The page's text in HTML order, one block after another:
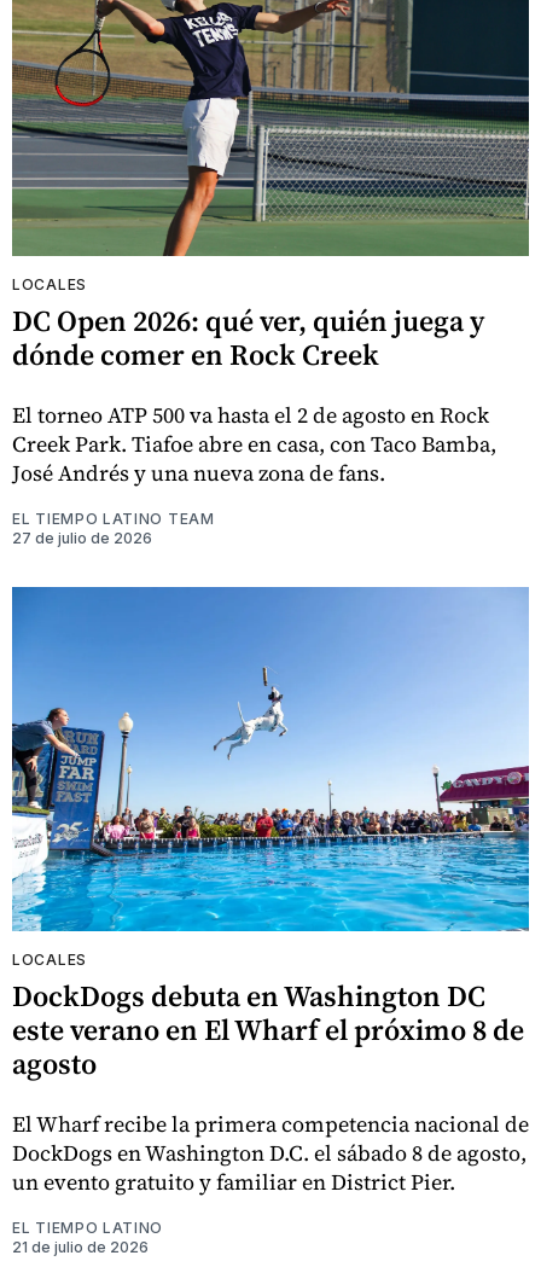
LOCALES
DC Open 2026: qué ver, quién juega y
dónde comer en Rock Creek
El torneo ATP 500 va hasta el 2 de agosto en Rock
Creek Park. Tiafoe abre en casa, con Taco Bamba,
José Andrés y una nueva zona de fans.
EL TIEMPO LATINO TEAM
27 de julio de 2026
LOCALES
DockDogs debuta en Washington DC
este verano en El Wharf el próximo 8 de
agosto
El Wharf recibe la primera competencia nacional de
DockDogs en Washington D.C. el sábado 8 de agosto,
un evento gratuito y familiar en District Pier.
EL TIEMPO LATINO
21 de julio de 2026